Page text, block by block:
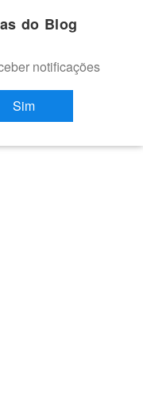
e do Vale do São
do Blog
notificações
Sim